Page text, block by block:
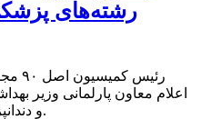
اعلام معاون پارلمانی وزیر
و دندانپزشکی کنکور ۱۴۰۴ اصلاح می‌شود.